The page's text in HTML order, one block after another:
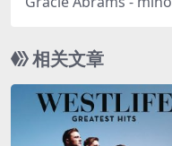
相关文章